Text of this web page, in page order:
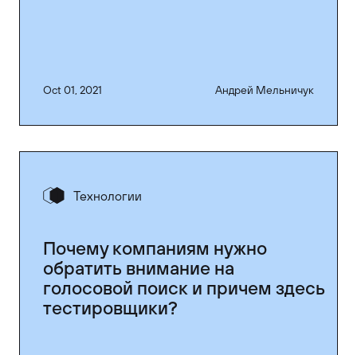
Oct 01, 2021 Андрей Мельничук
Технологии
Почему компаниям нужно
обратить внимание на
голосовой поиск и причем здесь
тестировщики?